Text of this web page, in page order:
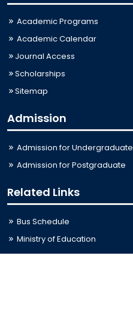
Academic Programs
Academic Calendar
Journal Access
Scholarships
Sitemap
Admission
Admission for Undergraduate
Admission for Postgraduate
Related Links
Bus Schedule
Ministry of Education
UGC